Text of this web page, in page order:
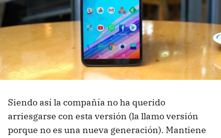
Siendo así la compañía no ha querido
arriesgarse con esta versión (la llamo versión
porque no es una nueva generación). Mantiene